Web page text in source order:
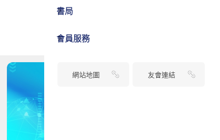
書局
會員服務
網站地圖 友會連結